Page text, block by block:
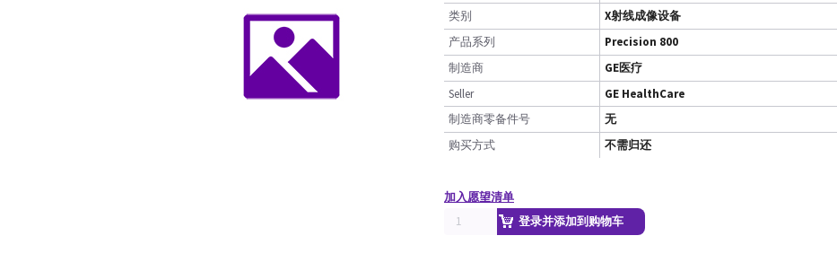
类别
X射线成像设备
产品系列
Precision 800
制造商
GE医疗
Seller
GE HealthCare
制造商零备件号
无
购买方式
不需归还
加入愿望清单
登录并添加到购物车